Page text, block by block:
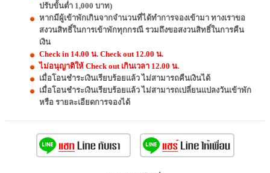
ปรับขั้นต่ำ 1,000 บาท)
หากมีผู้เข้าพักเกินจากจำนวนที่ได้ทำการจองเข้ามา ทางเราขอ
สงวนสิทธิ์ในการเข้าพักทุกกรณี รวมถึงขอสงวนสิทธิ์ในการคืน
เงิน
Check in 14.00 น. Check out 12.00 น.
ไม่อนุญาติให้ Check out เกินเวลา 12.00 น.
เมื่อโอนชำระเงินเรียบร้อยแล้ว ไม่สามารถคืนเงินได้
เมื่อโอนชำระเงินเรียบร้อยแล้ว ไม่สามารถเปลี่ยนแปลงวันเข้าพัก
หรือ รายละเอียดการจองได้